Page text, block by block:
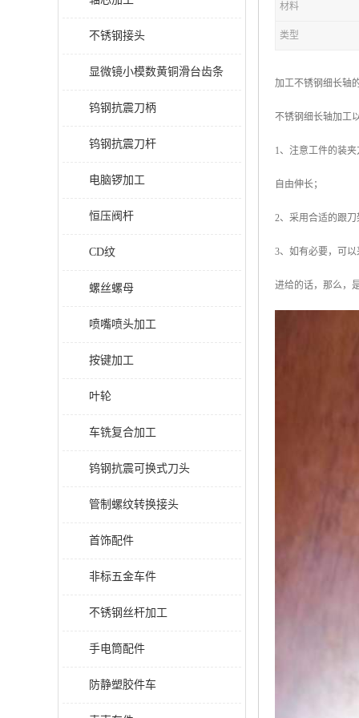
不锈钢接头
显微镜小模数黄铜滑台齿条
钨钢抗震刀柄
钨钢抗震刀杆
电脑锣加工
恒压阀杆
CD纹
螺丝螺母
喷嘴喷头加工
按键加工
叶轮
车铣复合加工
钨钢抗震可换式刀头
管制螺纹转换接头
首饰配件
非标五金车件
不锈钢丝杆加工
手电筒配件
防静塑胶件车
材料
类型
加工不锈钢细长轴
不锈钢细长轴加工
1、注意工件的装
自由伸长；
2、采用合适的跟
3、如有必要，可
进给的话，那么，